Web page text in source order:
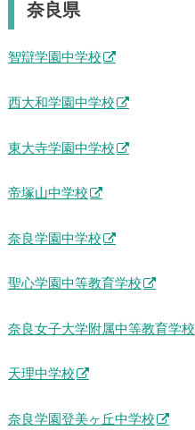
奈良県
智辯学園中学校
西大和学園中学校
東大寺学園中学校
帝塚山中学校
奈良学園中学校
聖心学園中等教育学校
奈良女子大学附属中等教育学校
天理中学校
奈良学園登美ヶ丘中学校